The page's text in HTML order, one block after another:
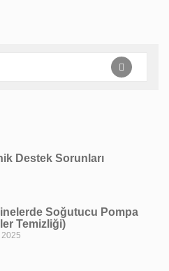
Destek Sorunları
Soğutucu Pompa
Temizliği)
2025